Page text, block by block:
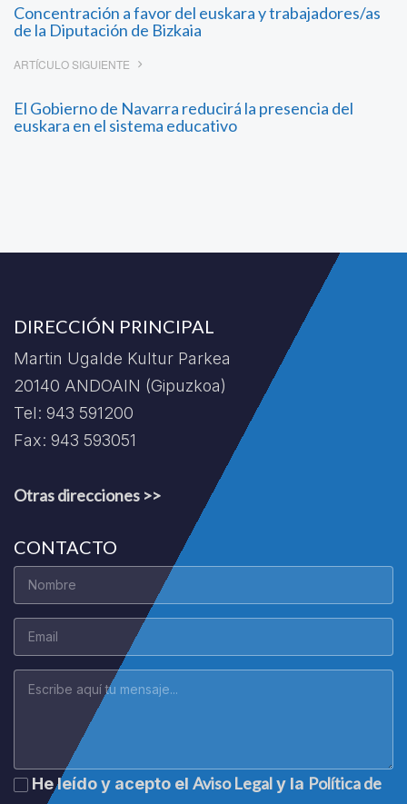
Concentración a favor del euskara y trabajadores/as
de la Diputación de Bizkaia
ARTÍCULO SIGUIENTE
El Gobierno de Navarra reducirá la presencia del
euskara en el sistema educativo
DIRECCIÓN PRINCIPAL
Martin Ugalde Kultur Parkea
20140 ANDOAIN (Gipuzkoa)
Tel: 943 591200
Fax: 943 593051
Otras direcciones >>
CONTACTO
He leído y acepto el Aviso Legaly la Política de